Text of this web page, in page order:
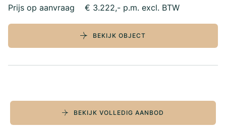
Prijs op aanvraag € 3.222,- p.m. excl. BTW
BEKIJK OBJECT
BEKIJK VOLLEDIG AANBOD